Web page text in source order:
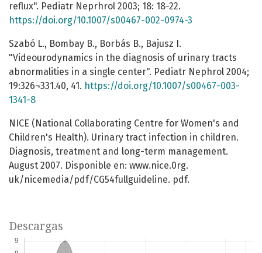
reflux". Pediatr Neprhrol 2003; 18: 18-22.
https://doi.org/10.1007/s00467-002-0974-3
Szabó L., Bombay B., Borbás B., Bajusz I.
"Videourodynamics in the diagnosis of urinary tracts
abnormalities in a single center". Pediatr Nephrol 2004;
19:326¬331.40, 41. https://doi.org/10.1007/s00467-003-
1341-8
NICE (National Collaborating Centre for Women's and
Children's Health). Urinary tract infection in children.
Diagnosis, treatment and long-term management.
August 2007. Disponible en: www.nice.0rg.
uk/nicemedia/pdf/CG54fullguideline. pdf.
Descargas